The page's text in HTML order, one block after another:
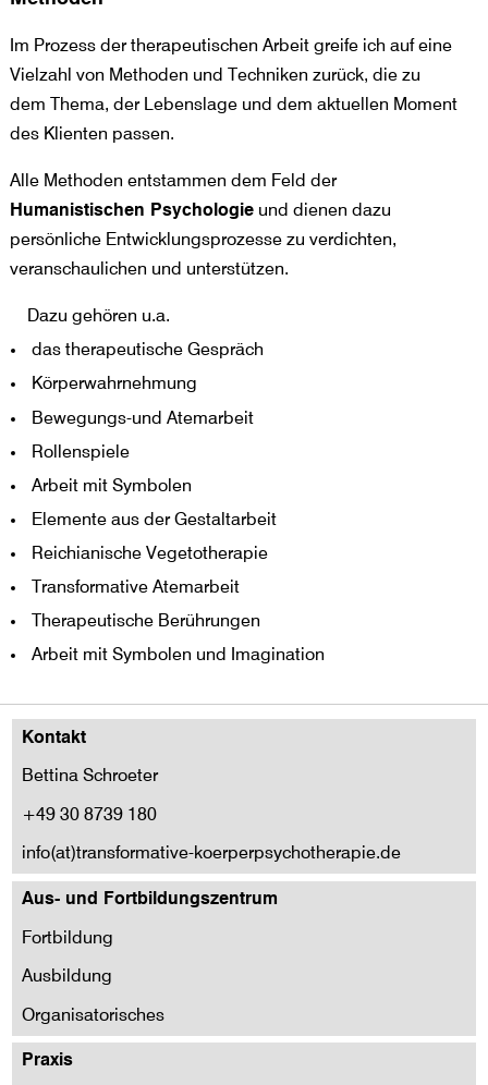
Im Prozess der therapeutischen Arbeit greife ich auf eine
Vielzahl von Methoden und Techniken zurück, die zu
dem Thema, der Lebenslage und dem aktuellen Moment
des Klienten passen.
Alle Methoden entstammen dem Feld der
Humanistischen Psychologieund dienen dazu
persönliche Entwicklungsprozesse zu verdichten,
veranschaulichen und unterstützen.
Dazu gehören u.a.
das therapeutische Gespräch
Körperwahrnehmung
Bewegungs-und Atemarbeit
Rollenspiele
Arbeit mit Symbolen
Elemente aus der Gestaltarbeit
Reichianische Vegetotherapie
Transformative Atemarbeit
Therapeutische Berührungen
Arbeit mit Symbolen und Imagination
Kontakt
Bettina Schroeter
+49 30 8739 180
info(at)transformative-koerperpsychotherapie.de
Aus- und Fortbildungszentrum
Fortbildung
Ausbildung
Organisatorisches
Praxis